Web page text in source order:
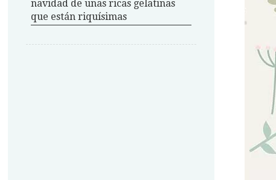
navidad de unas ricas gelatinas
que están riquísimas